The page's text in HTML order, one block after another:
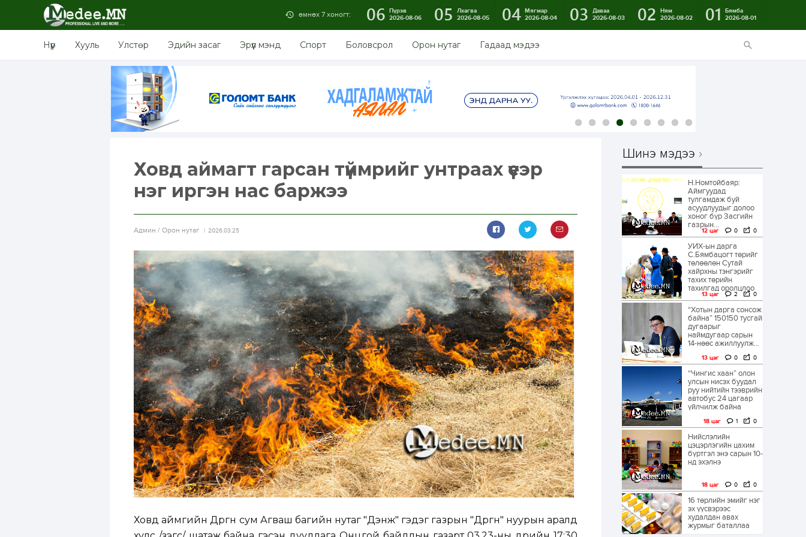
өмнөх 7 хоногт: 06 Пүрэв
2026-08-06
05
Лхагва
2026-08-05
04 Мягмар
2026-08-04
03
Даваа
2026-08-03
02
Ням
2026-08-02
01
Бямба
2026-08-01
Нүүр Хууль Улстөр Эдийн засаг Эрүүл мэнд Спорт Боловсрол Орон нутаг Гадаад мэдээ
Ховд аймагт гарсан түймрийг унтраах үеэр
нэг иргэн нас баржээ
Aдмин / Орон нутаг 2026.03.25
Ховд аймгийн Дөргөн сум Агваш багийн нутаг "Дэнж" гэдэг газрын "Дөргөн" нуурын аралд
Шинэ мэдээ
Н.Номтойбаяр:
Аймгуудад
тулгамдаж буй
асуудлуудыг долоо
хоног бүр Засгийн
газрын...
12 цаг 0 0
УИХ-ын дарга
С.Бямбацогт төрийг
төлөөлөн Сутай
хайрхны тэнгэрийг
тахих төрийн
тахилгад оролцлоо
13 цаг 2 0
“Хотын дарга сонсож
байна” 150150 тусгай
дугаарыг
наймдугаар сарын
14-нөөс ажиллуулж...
13 цаг 0 0
“Чингис хаан” олон
улсын нисэх буудал
руу нийтийн тээврийн
автобус 24 цагаар
үйлчилж байна
18 цаг 1 0
Нийслэлийн
цэцэрлэгийн цахим
бүртгэл энэ сарын 10-
нд эхэлнэ
18 цаг 0 0
16 төрлийн эмийг нэг
эх үүсвэрээс
худалдан авах
журмыг баталлаа